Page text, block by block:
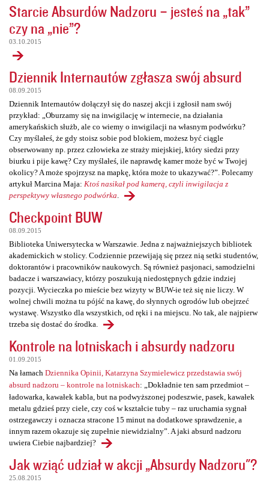
Starcie Absurdów Nadzoru – jesteś na „tak”
czy na „nie”?
03.10.2015
Dziennik Internautów zgłasza swój absurd
08.09.2015
Dziennik Internautów dołączył się do naszej akcji i zgłosił nam swój
przykład: „Oburzamy się na inwigilację w internecie, na działania
amerykańskich służb, ale co wiemy o inwigilacji na własnym podwórku?
Czy myślałeś, że gdy stoisz sobie pod blokiem, możesz być ciągle
obserwowany np. przez człowieka ze straży miejskiej, który siedzi przy
biurku i pije kawę? Czy myślałeś, ile naprawdę kamer może być w Twojej
okolicy? A może spojrzysz na mapkę, która może to ukazywać?”. Polecamy
artykuł Marcina Maja: Ktoś nasikał pod kamerą, czyli inwigilacja z
perspektywy własnego podwórka
Checkpoint BUW
08.09.2015
Biblioteka Uniwersytecka w Warszawie. Jedna z najważniejszych bibliotek
akademickich w stolicy. Codziennie przewijają się przez nią setki studentów,
doktorantów i pracowników naukowych. Są również pasjonaci, samodzielni
badacze i warszawiacy, którzy poszukują niedostępnych gdzie indziej
pozycji. Wycieczka po mieście bez wizyty w BUW-ie też się nie liczy. W
wolnej chwili można tu pójść na kawę, do słynnych ogrodów lub obejrzeć
wystawę. Wszystko dla wszystkich, od ręki i na miejscu. No tak, ale najpierw
trzeba się dostać do środka.
Kontrole na lotniskach i absurdy nadzoru
01.09.2015
Na łamach Dziennika Opinii, Katarzyna Szymielewicz przedstawia swój
absurd nadzoru – kontrole na lotniskach: „Dokładnie ten sam przedmiot –
ładowarka, kawałek kabla, but na podwyższonej podeszwie, pasek, kawałek
metalu gdzieś przy ciele, czy coś w kształcie tuby – raz uruchamia sygnał
ostrzegawczy i oznacza stracone 15 minut na dodatkowe sprawdzenie, a
innym razem okazuje się zupełnie niewidzialny”. A jaki absurd nadzoru
uwiera Ciebie najbardziej?
Jak wziąć udział w akcji „Absurdy Nadzoru"?
25.08.2015